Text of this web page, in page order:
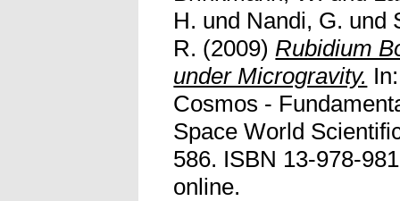
H. und Nandi, G. und
R. (2009) Rubidium
under Microgravity.
Cosmos -
Space World
586. ISBN 13-978-
online.